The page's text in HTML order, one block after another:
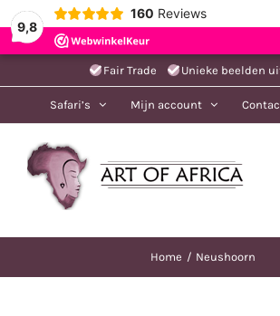
9,8
160 Reviews
naar
Fair Trade Unieke beelden
Safari’s Mijn account
Home Neushoorn